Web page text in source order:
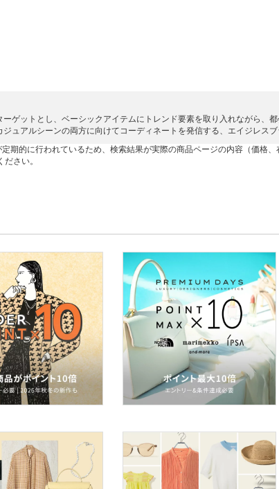
ゲットとし、ベーシックアイテムにトレンド要素を取り入れながら、都
ジュアルシーンの両方に向けてコーディネートを発信する、エイジレスブ
期的に行われているため、検索結果が実際の商品ページの内容（価格
さい。